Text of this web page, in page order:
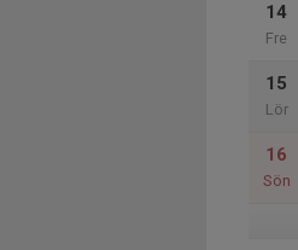
14
Fre
15
Lör
16
Sön